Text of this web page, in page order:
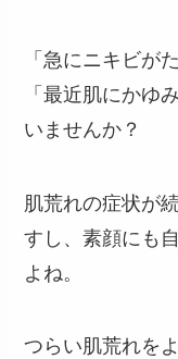
「急にニキビが
「最近肌にかゆ
いませんか？
肌荒れの症状が
すし、素顔にも
よね。
つらい肌荒れを